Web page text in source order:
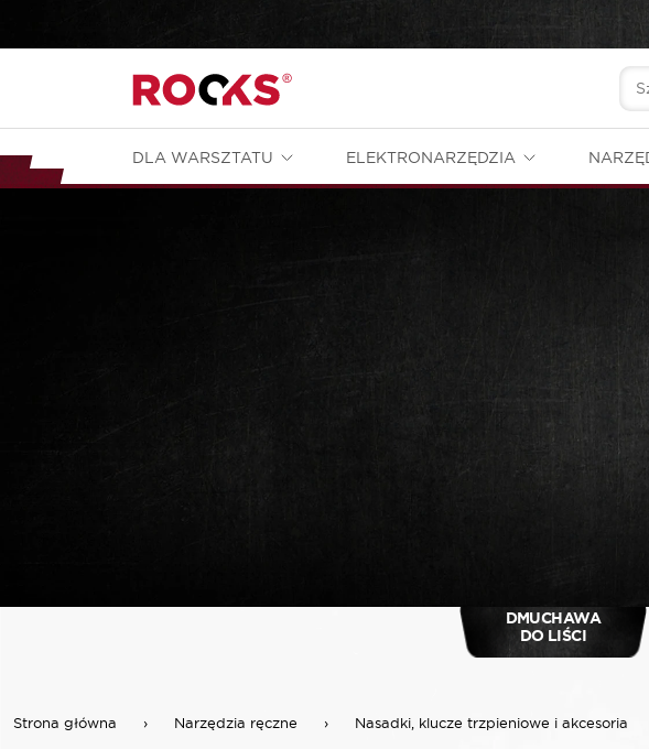
DLA WARSZTATU ELEKTRONARZĘDZIA
DMUCHAWA
DO LIŚCI
Strona główna › Narzędzia ręczne › Nasadki, klucze trzpieniowe i akcesoria